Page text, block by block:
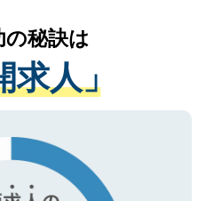
扱いについての厳密な
事業者のみに付与され
ークを取得済みです。
人情報は、SSL（デー
てもご安心ください。
医療機関の状況や紹介
、適切なアドバイスを
。すぐにご転職をされ
なサポートが可能です
ください。
の秘訣は
求人」